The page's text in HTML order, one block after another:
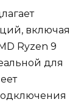
включая
Ryzen 9
для